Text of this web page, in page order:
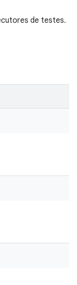
de testes.